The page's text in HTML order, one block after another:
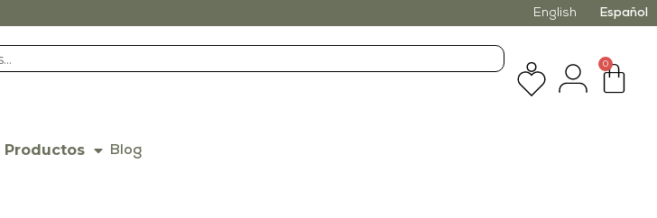
English Español
0
Productos Blog